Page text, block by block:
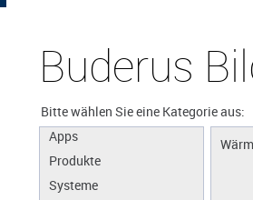
Buderus
Bitte wählen Sie eine Kategorie aus:
Apps
Produkte
Systeme